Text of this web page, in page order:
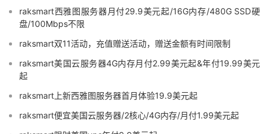
raksmart西雅图服务器月付29.9美元起/16G内存/480G SSD硬
盘/100Mbps不限
raksmart双11活动，充值赠送活动，赠送金额有时间限制
raksmart美国云服务器4G内存月付2.99美元起&年付19.99美元
起
raksmart上新西雅图服务器首月体验19.9美元起
raksmart便宜美国云服务器/2核心/4G内存/月付1.99美元起